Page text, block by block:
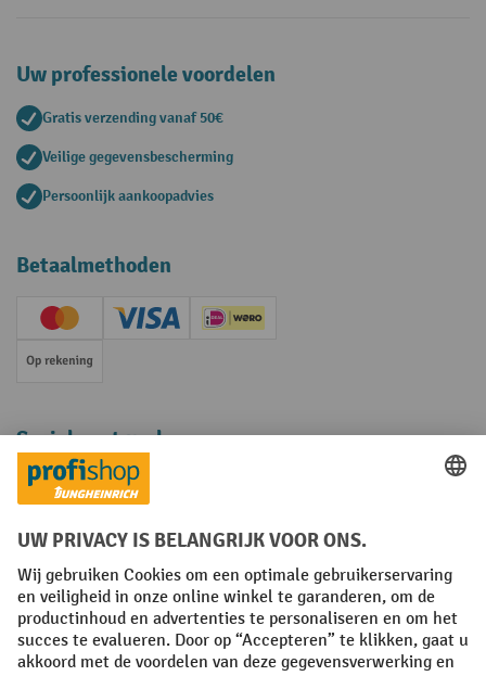
Uw professionele voordelen
Gratis verzending vanaf 50€
Veilige gegevensbescherming
Persoonlijk aankoopadvies
Betaalmethoden
Creditcard (Master)Creditcard (Visa)iDEAL | Wero
Op rekening
Sociale netwerken
Facebook
YouTube
LinkedInInstagram
Algemene leveringsvoorwaarden Copyright
Privacyverklaring Privacy Instellingen